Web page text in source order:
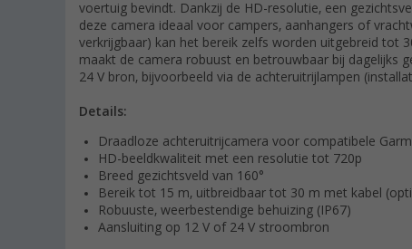
voertuig bevindt. Dankzij de HD-resolutie, een
deze camera ideaal voor campers, aanhangers of
verkrijgbaar) kan het bereik zelfs worden uitgebreid tot
maakt de camera robuust en betrouwbaar bij dagelijks
24 V bron, bijvoorbeeld via de achteruitrijlampen
Details:
Draadloze achteruitrijcamera voor compatibele
HD-beeldkwaliteit met een resolutie tot 720p
Breed gezichtsveld van 160°
Bereik tot 15 m, uitbreidbaar tot 30 m met kabel
Robuuste, weerbestendige behuizing (IP67)
Aansluiting op 12 V of 24 V stroombron